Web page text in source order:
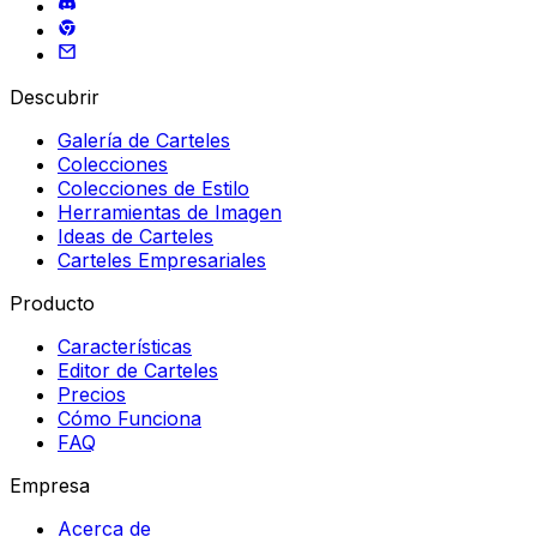
Descubrir
Galería de Carteles
Colecciones
Colecciones de Estilo
Herramientas de Imagen
Ideas de Carteles
Carteles Empresariales
Producto
Características
Editor de Carteles
Precios
Cómo Funciona
FAQ
Empresa
Acerca de